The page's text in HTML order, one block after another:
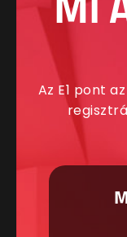
Az E1 pont